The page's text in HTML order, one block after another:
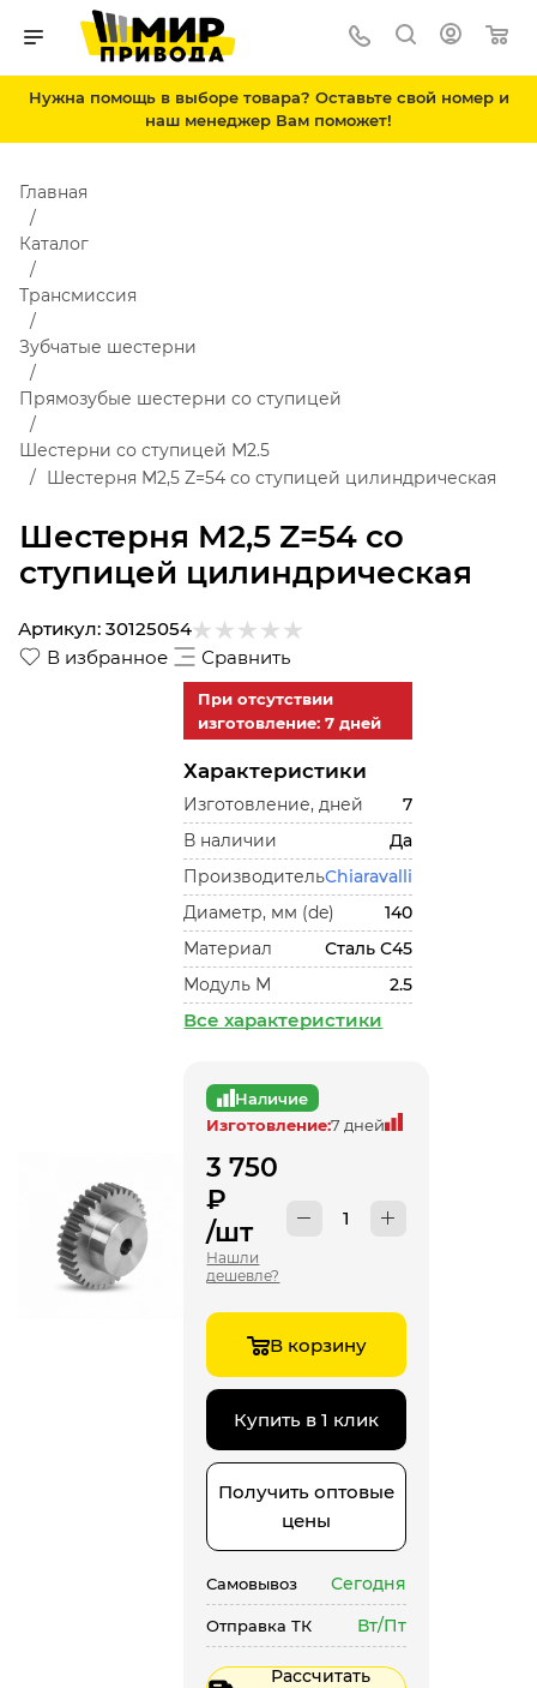
Нужна помощь в выборе товара? Оставьте свой номер и
наш менеджер Вам поможет!
Шестерня M2,5 Z=54 со
ступицей цилиндрическая
Главная
Каталог
Трансмиссия
Зубчатые шестерни
Прямозубые шестерни со ступицей
Шестерни со ступицей М2.5
Шестерня M2,5 Z=54 со ступицей цилиндрическая
В избранное Сравнить
Артикул: 30125054
При отсутствии
изготовление: 7 дней
Характеристики
Изготовление, дней
7
В наличии
Да
ПроизводительChiaravalli
Диаметр, мм (de)
140
Материал
Сталь С45
Модуль М
2.5
Все характеристики
Наличие
Изготовление:7 дней
3 750
₽
/шт
Нашли
дешевле?
В корзину
Купить в 1 клик
Получить оптовые
цены
Самовывоз Сегодня
Отправка ТК Вт/Пт
Рассчитать